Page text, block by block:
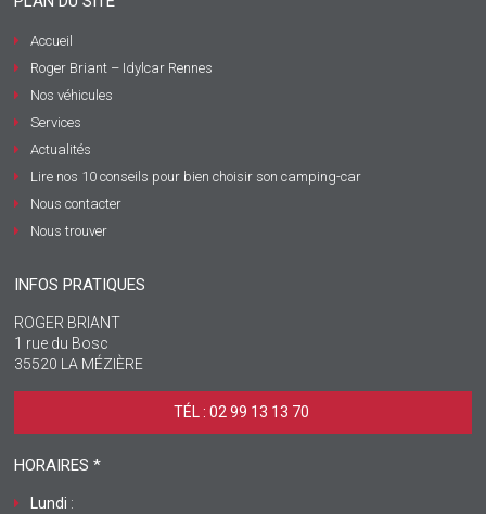
Accueil
Roger Briant – Idylcar Rennes
Nos véhicules
Services
Actualités
Lire nos 10 conseils pour bien choisir son camping-car
Nous contacter
Nous trouver
INFOS PRATIQUES
ROGER BRIANT
1 rue du Bosc
35520 LA MÉZIÈRE
TÉL : 02 99 13 13 70 ‎
HORAIRES *
Lundi :